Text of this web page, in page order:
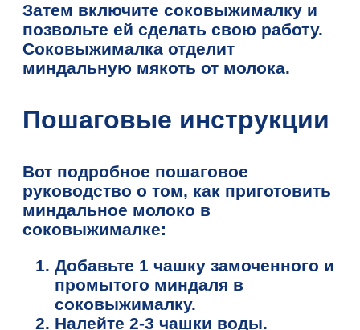
Затем включите соковыжималку и
позвольте ей сделать свою работу.
Соковыжималка отделит
миндальную мякоть от молока.
Пошаговые инструкции
Вот подробное пошаговое
руководство о том, как приготовить
миндальное молоко в
соковыжималке:
Добавьте 1 чашку замоченного и
промытого миндаля в
соковыжималку.
Налейте 2-3 чашки воды.